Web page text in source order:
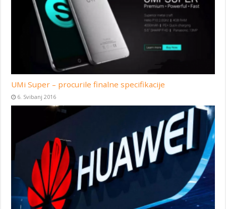
UMi Super – procurile finalne specifikacije
6. Svibanj 2016